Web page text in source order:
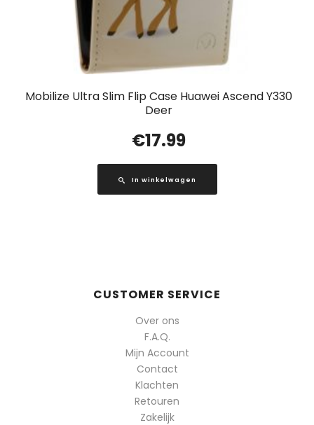
Mobilize Ultra Slim Flip Case Huawei Ascend Y330
Deer
€17.99
In winkelwagen
CUSTOMER SERVICE
Over ons
F.A.Q.
Mijn Account
Contact
Klachten
Retouren
Zakelijk